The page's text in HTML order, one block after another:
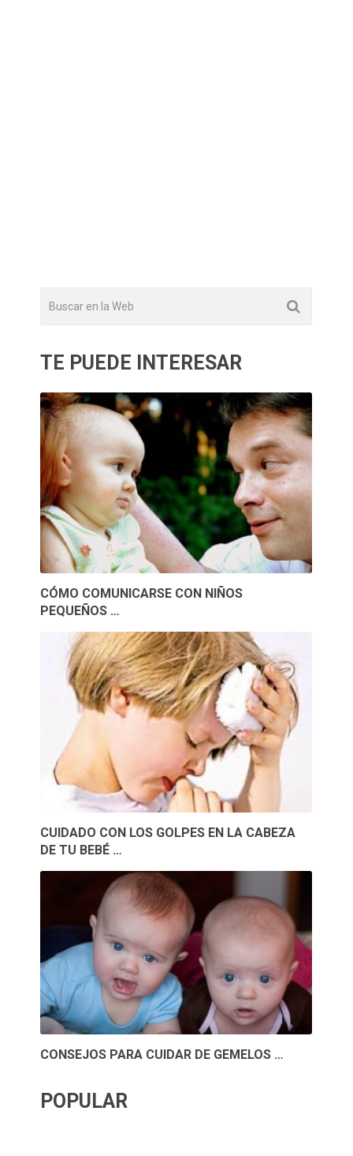
TE PUEDE INTERESAR
CÓMO COMUNICARSE CON NIÑOS
PEQUEÑOS …
CUIDADO CON LOS GOLPES EN LA CABEZA
DE TU BEBÉ …
CONSEJOS PARA CUIDAR DE GEMELOS …
POPULAR